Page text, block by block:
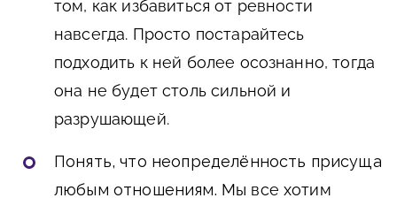
том, как избавиться от ревности
навсегда. Просто постарайтесь
подходить к ней более осознанно, тогда
она не будет столь сильной и
разрушающей.
Понять, что неопределённость присуща
любым отношениям. Мы все хотим